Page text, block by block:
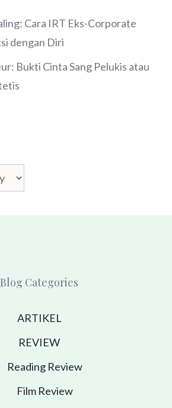
Cara IRT Eks-Corporate
dengan Diri
Bukti Cinta Sang Pelukis atau
Blog Categories
ARTIKEL
REVIEW
Reading Review
Film Review